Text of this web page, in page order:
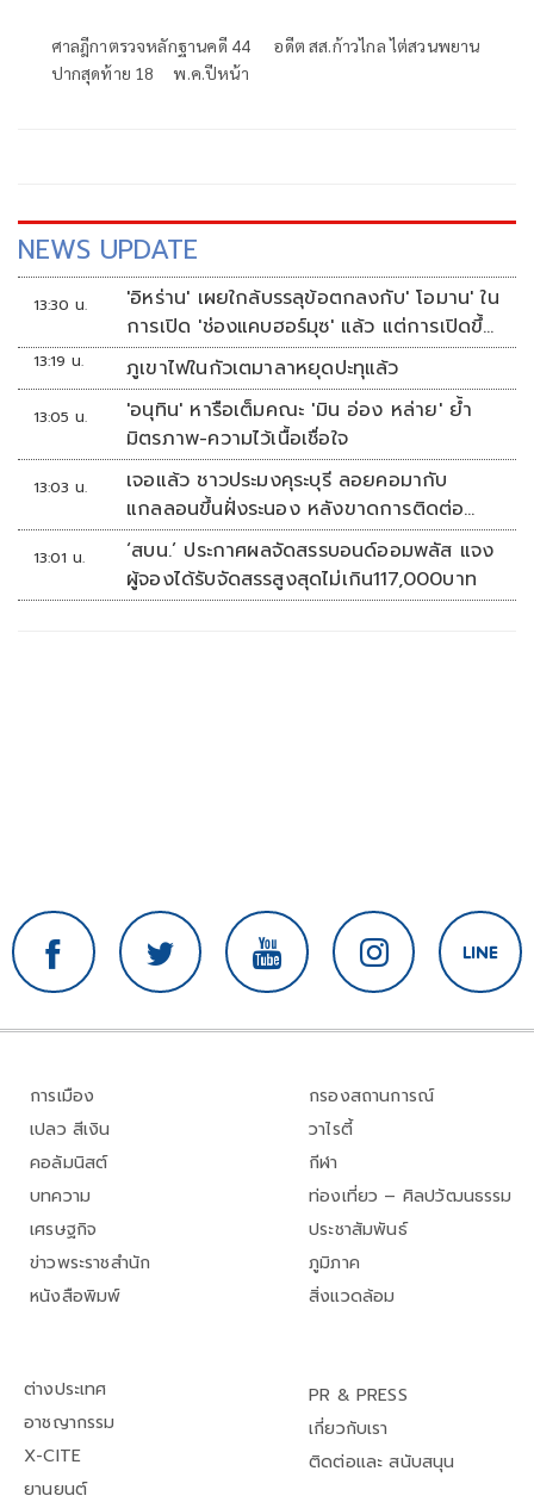
ศาลฎีกาตรวจหลักฐานคดี 44 อดีต สส.ก้าวไกล ไต่สวนพยาน
ปากสุดท้าย 18 พ.ค.ปีหน้า
NEWS UPDATE
13:30 น.
'อิหร่าน' เผยใกล้บรรลุข้อตกลงกับ' โอมาน' ใน
การเปิด 'ช่องแคบฮอร์มุซ' แล้ว แต่การเปิดขึ้น
อยู่กับสหรัฐฯ
13:19 น. ภูเขาไฟในกัวเตมาลาหยุดปะทุแล้ว
13:05 น.
'อนุทิน' หารือเต็มคณะ 'มิน อ่อง หล่าย' ย้ำ
มิตรภาพ-ความไว้เนื้อเชื่อใจ
13:03 น.
เจอแล้ว ชาวประมงคุระบุรี ลอยคอมากับ
แกลลอนขึ้นฝั่งระนอง หลังขาดการติดต่อ
หลายวัน
13:01 น.
‘สบน.’ ประกาศผลจัดสรรบอนด์ออมพลัส แจง
ผู้จองได้รับจัดสรรสูงสุดไม่เกิน117,000บาท
การเมือง
เปลว สีเงิน
คอลัมนิสต์
บทความ
เศรษฐกิจ
ข่าวพระราชสำนัก
หนังสือพิมพ์
กรองสถานการณ์
วาไรตี้
กีฬา
ท่องเที่ยว – ศิลปวัฒนธรรม
ประชาสัมพันธ์
ภูมิภาค
สิ่งแวดล้อม
ต่างประเทศ
อาชญากรรม
X-CITE
ยานยนต์
PR & PRESS
เกี่ยวกับเรา
ติดต่อและ สนับสนุน